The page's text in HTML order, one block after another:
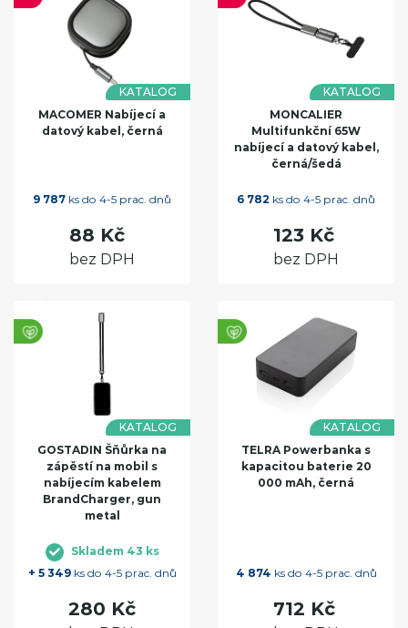
KATALOG
MACOMER Nabíjecí a
datový kabel, černá
9 787 ks do 4-5 prac. dnů
88 Kč
bez DPH
KATALOG
MONCALIER
Multifunkční 65W
nabíjecí a datový kabel,
černá/šedá
6 782 ks do 4-5 prac. dnů
123 Kč
bez DPH
KATALOG
GOSTADIN Šňůrka na
zápěstí na mobil s
nabíjecím kabelem
BrandCharger, gun
metal
Skladem 43 ks
+ 5 349ks do 4-5 prac. dnů
280 Kč
KATALOG
TELRA Powerbanka s
kapacitou baterie 20
000 mAh, černá
4 874 ks do 4-5 prac. dnů
712 Kč